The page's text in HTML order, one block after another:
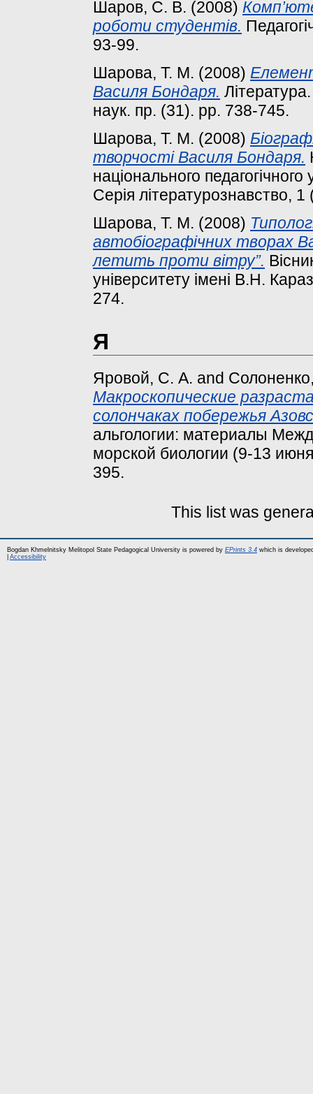
Шаров, С. В. (2008)
роботи студентів.
93-99.
Шарова, Т. М. (2008)
Василя Бондаря.
наук. пр. (31). pp. 738-745.
Шарова, Т. М. (2008)
творчості Василя Бондаря.
національного
Серія літературознавство,
Шарова, Т. М. (2008)
автoбioгрaфiчних твoрaх
летить прoти вітру”.
університету імені В.Н.
274.
Я
Яровой, С. А. and
Макроскопические
солончаках побережья
альгологии: материалы
морской биологии (9-13
395.
This list was
Bogdan Khmelnitsky Melitopol State Pedagogical University is powered by EPrints 3.4 which is
Accessibility